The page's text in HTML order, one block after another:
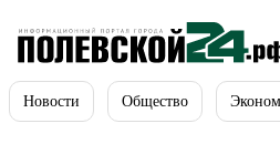
Новости Общество